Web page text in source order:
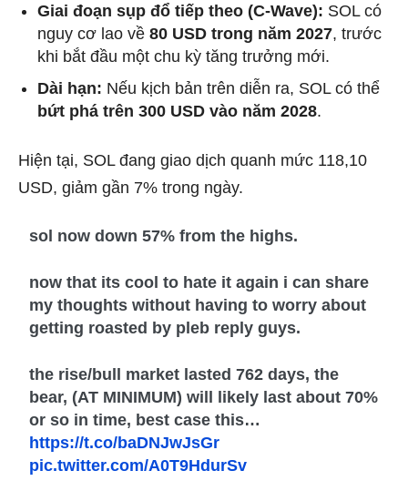
Giai đoạn sụp đổ tiếp theo (C-Wave): SOL có
nguy cơ lao về 80 USD trong năm 2027, trước
khi bắt đầu một chu kỳ tăng trưởng mới.
Dài hạn: Nếu kịch bản trên diễn ra, SOL có thể
bứt phá trên 300 USD vào năm 2028.
Hiện tại, SOL đang giao dịch quanh mức 118,10
USD, giảm gần 7% trong ngày.
sol now down 57% from the highs.
now that its cool to hate it again i can share
my thoughts without having to worry about
getting roasted by pleb reply guys.
the rise/bull market lasted 762 days, the
bear, (AT MINIMUM) will likely last about 70%
or so in time, best case this…
https://t.co/baDNJwJsGr
pic.twitter.com/A0T9HdurSv